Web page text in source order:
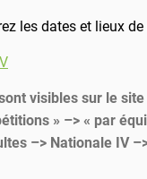
les dates et lieux de
visibles sur le site
» –> « par
–> Nationale IV